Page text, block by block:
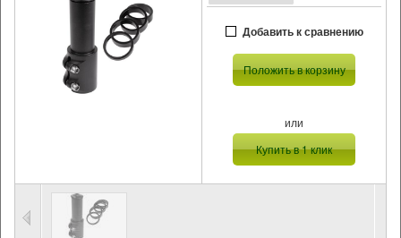
Добавить к сравнению
Положить в корзину
или
Купить в 1 клик